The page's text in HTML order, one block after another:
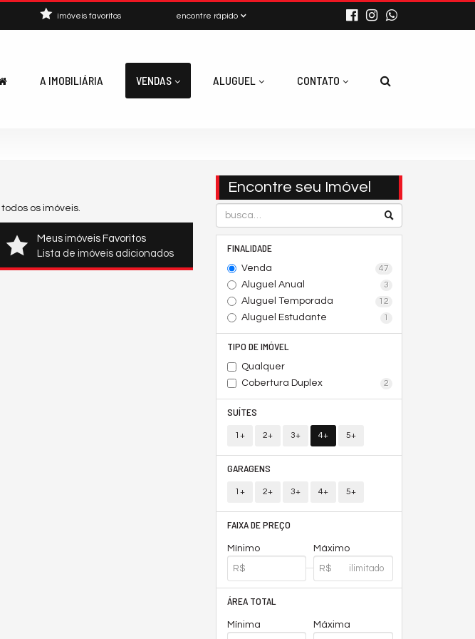
encontre rápido
imóveis favoritos
A IMOBILIÁRIA VENDAS ALUGUEL CONTATO
Encontre seu Imóvel
FINALIDADE
Venda 47
Aluguel Anual 3
Aluguel Temporada 12
Aluguel Estudante 1
TIPO DE IMÓVEL
Qualquer
Cobertura Duplex
2
SUÍTES
1+ 2+ 3+ 4+ 5+
GARAGENS
1+ 2+ 3+ 4+ 5+
FAIXA DE PREÇO
Mínimo Máximo
ÁREA TOTAL
Mínima Máxima
todos os imóveis.
Meus imóveis Favoritos
Lista de imóveis adicionados